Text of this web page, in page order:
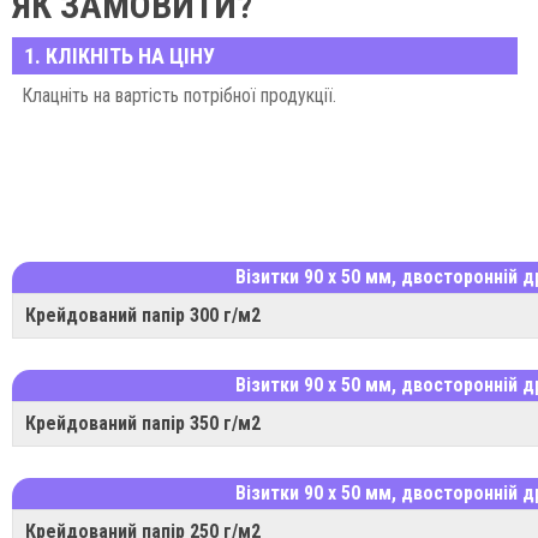
1. КЛІКНІТЬ НА ЦІНУ
Клацніть на вартість потрібної продукції.
Візитки 90 х 50 мм, двосторонній
Крейдований папір 300 г/м2
Візитки 90 х 50 мм, двосторонній
Крейдований папір 350 г/м2
Візитки 90 х 50 мм, двосторонній
Крейдований папір 250 г/м2